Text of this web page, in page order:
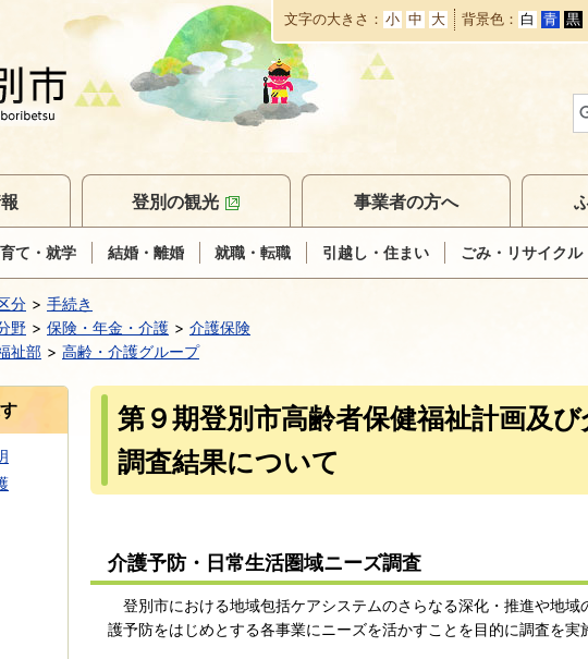
本
文
へ
移
動
文字の大きさ 小 中 大 背景色 白 青 黒
て・就学 結婚・離婚 就職・転職 引越し・住まい ごみ・リサイクル
登別の観光 事業者の方へ
分
手続き
野 保険・年金・介護
介護保険
祉部 高齢・介護グループ
第９期登別市高齢者保健福祉計画及
調査結果について
介護予防・日常生活圏域ニーズ調査
登別市における地域包括ケアシステムのさらなる深化・推進や地
護予防をはじめとする各事業にニーズを活かすことを目的に調査を実